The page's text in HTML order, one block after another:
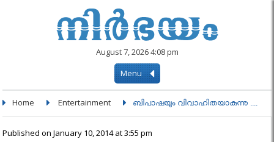
August 7, 2026 4:08 pm
Menu
Home Entertainment ബിപാഷയും വിവാഹിതയാകുന്നു ....
Published on January 10, 2014 at 3:55 pm